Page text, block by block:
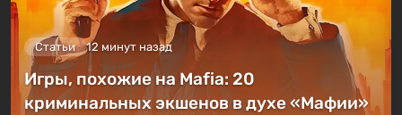
Статьи 12 минут назад
Игры, похожие на Mafia: 20
криминальных экшенов в духе «Мафии»